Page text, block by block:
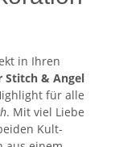
in Ihren
Stitch & Angel
für alle
. Mit viel Liebe
Kult-